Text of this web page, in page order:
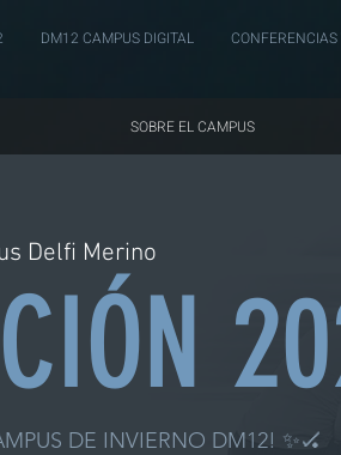
DM12 CAMPUS DIGITAL
SOBRE EL CAMPUS
Delfi Merino
DE INVIERNO DM12! ✨🏑